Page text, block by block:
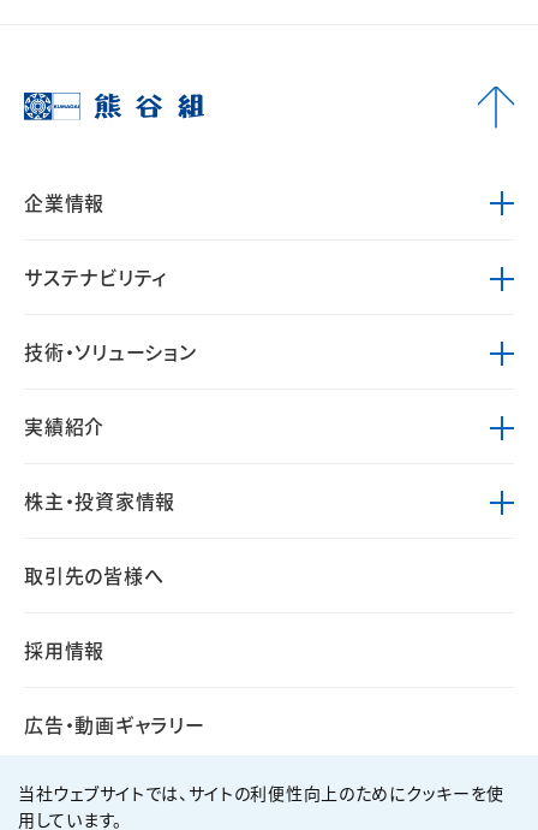
企業情報
サステナビリティ
技術・ソリューション
実績紹介
株主・投資家情報
取引先の皆様へ
採用情報
広告・動画ギャラリー
当社ウェブサイトでは、サイトの利便性向上のためにクッキーを使
用しています。